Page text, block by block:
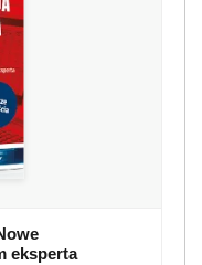
eksperta